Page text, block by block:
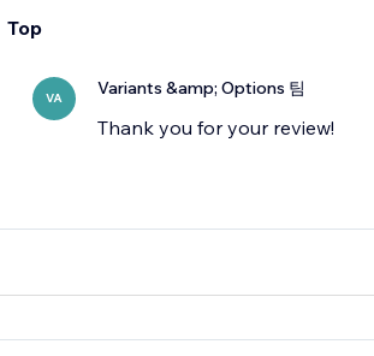
Top
VA Variants &amp; Options 팀
Thank you for your review!